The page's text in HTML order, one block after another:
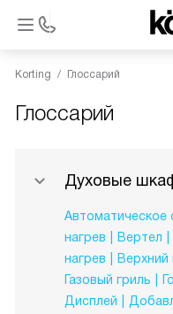
Korting Глоссарий
Глоссарий
Духовые
Автоматическое
нагрев
Вертел
нагрев
Верхний
Газовый гриль
Дисплей